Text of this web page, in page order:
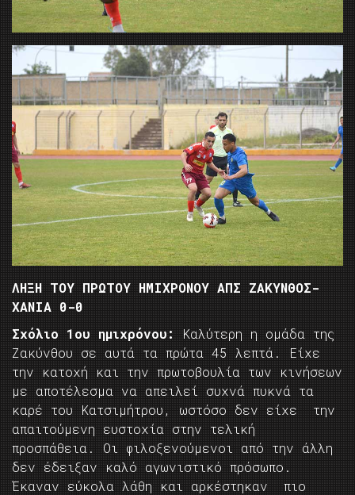
ΛΗΞΗ ΤΟΥ ΠΡΩΤΟΥ ΗΜΙΧΡΟΝΟΥ ΑΠΣ ΖΑΚΥΝΘΟΣ-
ΧΑΝΙΑ 0-0
Σχόλιο 1ου ημιχρόνου:
Καλύτερη η ομάδα της
Ζακύνθου σε αυτά τα πρώτα 45 λεπτά. Είχε
την κατοχή και την πρωτοβουλία των κινήσεων
με αποτέλεσμα να απειλεί συχνά πυκνά τα
καρέ του Κατσιμήτρου, ωστόσο δεν είχε την
απαιτούμενη ευστοχία στην τελική
προσπάθεια. Οι φιλοξενούμενοι από την άλλη
δεν έδειξαν καλό αγωνιστικό πρόσωπο.
Έκαναν εύκολα λάθη και αρκέστηκαν πιο